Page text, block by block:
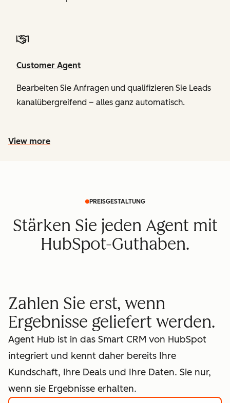
Customer Agent
Bearbeiten Sie Anfragen und qualifizieren Sie Leads
kanalübergreifend – alles ganz automatisch.
View more
PREISGESTALTUNG
Stärken Sie jeden Agent mit
HubSpot-Guthaben.
Zahlen Sie erst, wenn
Ergebnisse geliefert werden.
Agent Hub ist in das Smart CRM von HubSpot
integriert und kennt daher bereits Ihre
Kundschaft, Ihre Deals und Ihre Daten. Sie nur,
wenn sie Ergebnisse erhalten.